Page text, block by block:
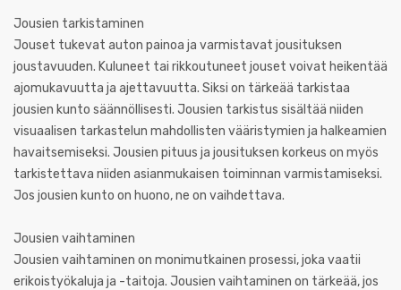
Jousien tarkistaminen
Jouset tukevat auton painoa ja varmistavat jousituksen
joustavuuden. Kuluneet tai rikkoutuneet jouset voivat heikentää
ajomukavuutta ja ajettavuutta. Siksi on tärkeää tarkistaa
jousien kunto säännöllisesti. Jousien tarkistus sisältää niiden
visuaalisen tarkastelun mahdollisten vääristymien ja halkeamien
havaitsemiseksi. Jousien pituus ja jousituksen korkeus on myös
tarkistettava niiden asianmukaisen toiminnan varmistamiseksi.
Jos jousien kunto on huono, ne on vaihdettava.
Jousien vaihtaminen
Jousien vaihtaminen on monimutkainen prosessi, joka vaatii
erikoistyökaluja ja -taitoja. Jousien vaihtaminen on tärkeää, jos